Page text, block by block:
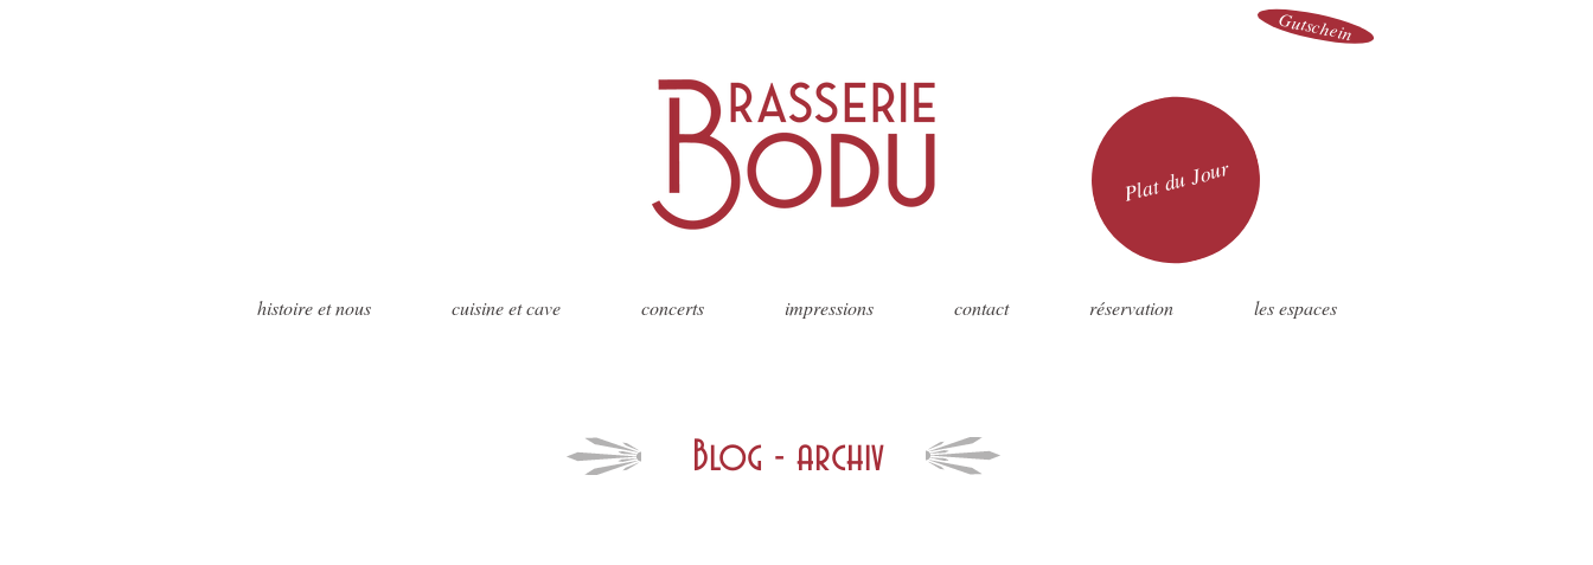
Plat du Jour
Gutschein
histoire et nous cuisine et cave concerts impressions contact réservation les espaces
Blog - archiv